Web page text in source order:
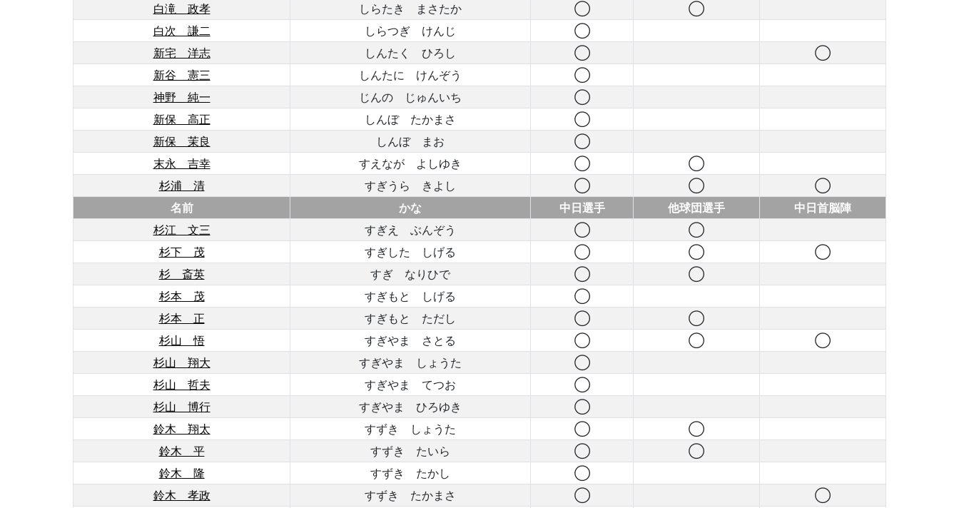
白滝 政孝
しらたき まさたか ◯
◯
白次 謙二
しらつぎ けんじ
◯
新宅 洋志
しんたく ひろし ◯
◯
新谷 憲三
しんたに けんぞう
◯
神野 純一
じんの じゅんいち
◯
新保 高正
しんぼ たかまさ
◯
新保 茉良
しんぼ まお
◯
末永 吉幸
すえなが よしゆき ◯
◯
杉浦 清
すぎうら きよし ◯ ◯
◯
名前
かな 中日選手 他球団選手
中日首脳陣
杉江 文三
すぎえ ぶんぞう ◯
◯
杉下 茂
すぎした しげる ◯ ◯
◯
杉 斎英
すぎ なりひで ◯
◯
杉本 茂
すぎもと しげる
◯
杉本 正
すぎもと ただし ◯
◯
杉山 悟
すぎやま さとる ◯ ◯
◯
杉山 翔大
すぎやま しょうた
◯
杉山 哲夫
すぎやま てつお
◯
杉山 博行
すぎやま ひろゆき
◯
鈴木 翔太
すずき しょうた ◯
◯
鈴木 平
すずき たいら ◯
◯
鈴木 隆
すずき たかし
◯
鈴木 孝政
すずき たかまさ ◯ ◯